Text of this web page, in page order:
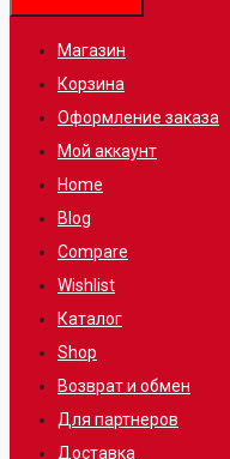
Магазин
Корзина
Оформление заказа
Мой аккаунт
Home
Blog
Compare
Wishlist
Каталог
Shop
Возврат и обмен
Для партнеров
Доставка